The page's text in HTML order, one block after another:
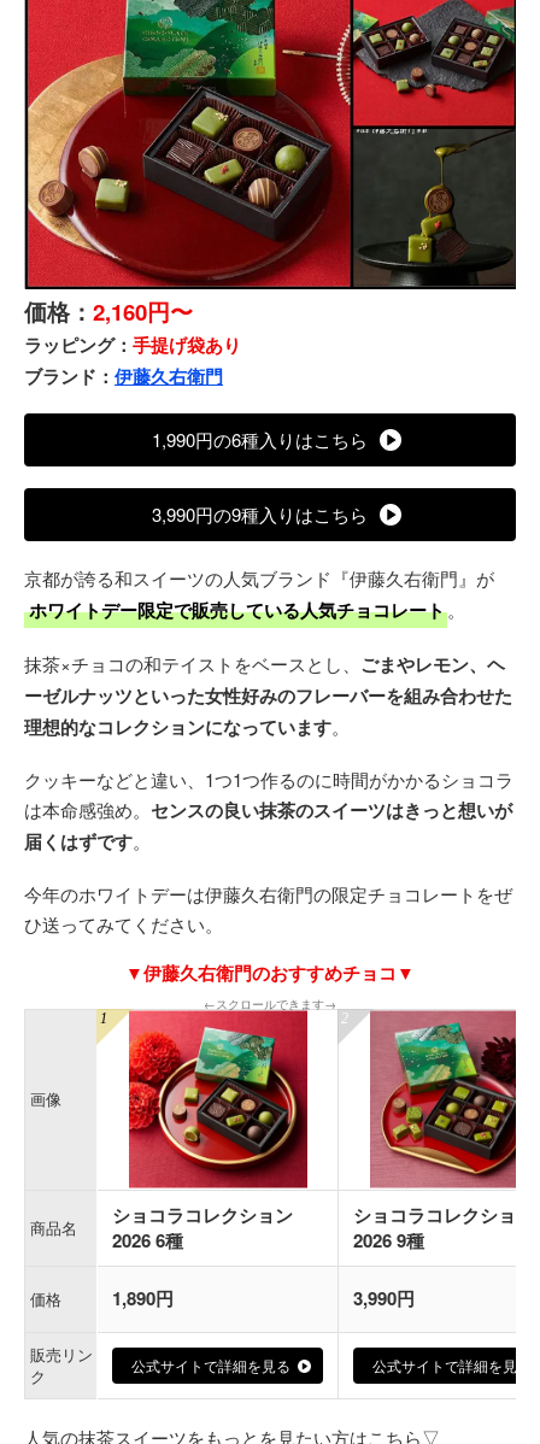
価格： 2,160円〜
ラッピング： 手提げ袋あり
ブランド： 伊藤久右衛門
1,990円の6種入りはこちら
3,990円の9種入りはこちら
京都が誇る和スイーツの人気ブランド『伊藤久右衛門』が
ホワイトデー限定で販売している人気チョコレート。
抹茶×チョコの和テイストをベースとし、 ごまやレモン、ヘ
ーゼルナッツといった女性好みのフレーバーを組み合わせた
理想的なコレクションになっています。
クッキーなどと違い、1つ1つ作るのに時間がかかるショコラ
は本命感強め。 センスの良い抹茶のスイーツはきっと想いが
届くはずです。
今年のホワイトデーは伊藤久右衛門の限定チョコレートをぜ
ひ送ってみてください。
▼伊藤久右衛門のおすすめチョコ▼
←スクロールできます→
画像
商品名
ショコラコレクション
2026 6種
ショコラコレクション
2026 9種
価格 1,890円 3,990円
販売リン
ク
公式サイトで詳細を見る 公式サイトで詳細を見る
人気の抹茶スイーツをもっとを見たい方はこちら▽